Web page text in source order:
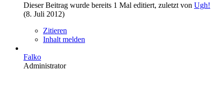
Dieser Beitrag wurde bereits 1 Mal editiert, zuletzt von Ugh!
(8. Juli 2012)
Zitieren
Inhalt melden
Falko
Administrator